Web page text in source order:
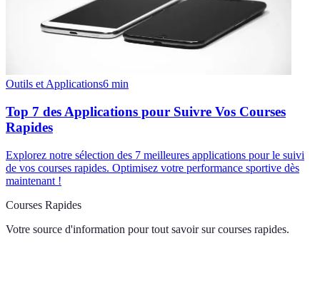
Outils et Applications6 min
Top 7 des Applications pour Suivre Vos Courses
Rapides
Explorez notre sélection des 7 meilleures applications pour le suivi
de vos courses rapides. Optimisez votre performance sportive dès
maintenant !
Courses Rapides
Votre source d'information pour tout savoir sur courses rapides.